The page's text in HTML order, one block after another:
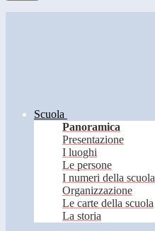
Scuola
Panoramica
Presentazione
I luoghi
Le persone
I numeri della scuola
Organizzazione
Le carte della scuola
La storia